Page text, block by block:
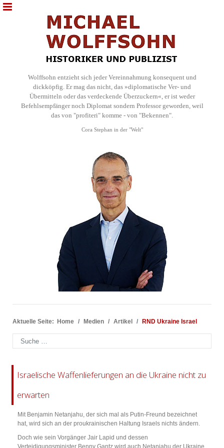
Wolffsohn entzieht sich jeder Vereinnahmung konsequent und
dickköpfig. Er mag das nicht, das »diplomatische Ver- und
Übermitteln oder das verdeckende Überzuckern«, er ist weder
Befehlsempfänger noch Diplomat sondern Professor geworden, weil
das von "profiteri" komme - von "Bekennen".
Cora Stephan in der "Welt"
Aktuelle Seite: Home Medien Artikel RND Ukraine Israel
Suchen
Israelische Waffenlieferungen an die Ukraine nicht zu
erwarten
Mit Benjamin Netanjahu, der sich mal als Putin-Freund bezeichnet
hat, wird sich an der proukrainischen Haltung Israels nichts ändern.
Doch wie sein Vorgänger Jair Lapid und dessen